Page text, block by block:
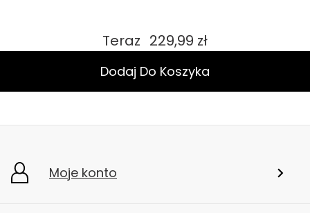
Teraz 229,99 zł
Dodaj Do Koszyka
Moje konto